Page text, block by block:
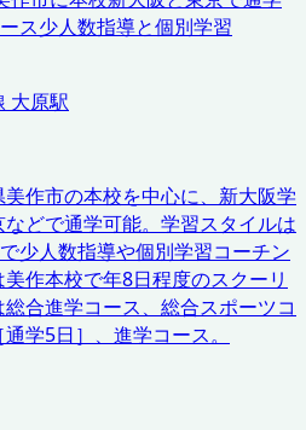
ス少人数指導と個別学習
大原駅
作市の本校を中心に、新大阪学
どで通学可能。学習スタイルは
少人数指導や個別学習コーチン
作本校で年8日程度のスクーリ
合進学コース、総合スポーツコ
学5日］、進学コース。